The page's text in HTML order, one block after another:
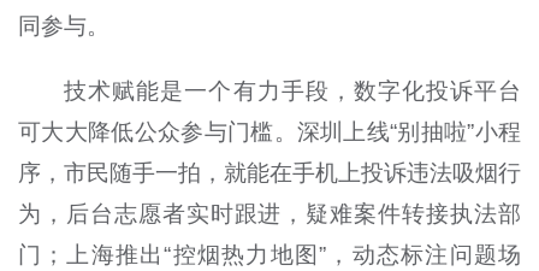
同参与。
技术赋能是一个有力手段，数字化投诉平台
可大大降低公众参与门槛。深圳上线“别抽啦”小程
序，市民随手一拍，就能在手机上投诉违法吸烟行
为，后台志愿者实时跟进，疑难案件转接执法部
门；上海推出“控烟热力地图”，动态标注问题场